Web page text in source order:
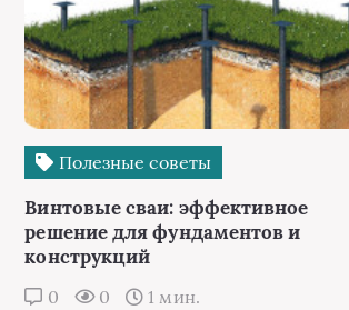
Полезные советы
Винтовые сваи: эффективное
решение для фундаментов и
конструкций
0 0 1 мин.